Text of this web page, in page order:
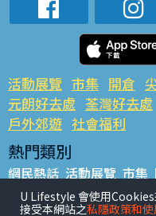
活動展覽 市集 開倉
元朗好去處 荃灣好去處
戶外郊遊 社會福利
熱門類別
網民熱話 活動展覽 市集
銅鑼灣好去處 元朗好去處
餐廳情報 戶外郊遊
U Lifestyle 會使用
接受本網站之私隱政策和